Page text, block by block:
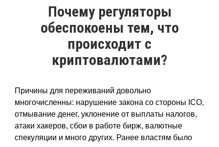
Почему регуляторы
обеспокоены тем, что
происходит с
криптовалютами?
Причины для переживаний довольно
многочисленны: нарушение закона со стороны ICO,
отмывание денег, уклонение от выплаты налогов,
атаки хакеров, сбои в работе бирж, валютные
спекуляции и много других. Ранее властям было